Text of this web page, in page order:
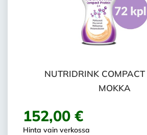
NUTRIDRINK COMPACT
MOKKA
152,00 €
Hinta vain verkossa